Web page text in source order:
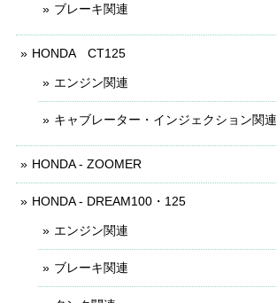
ブレーキ関連
HONDA CT125
エンジン関連
キャブレーター・インジェクション関連
HONDA - ZOOMER
HONDA - DREAM100・125
エンジン関連
ブレーキ関連